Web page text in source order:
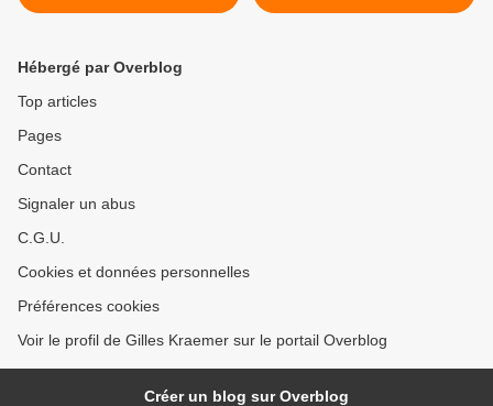
Prix Occitanie 2018,
>
Hébergé par Overblog
Top articles
Pages
Contact
Signaler un abus
C.G.U.
Cookies et données personnelles
Préférences cookies
Voir le profil de Gilles Kraemer sur le portail Overblog
Créer un blog sur Overblog